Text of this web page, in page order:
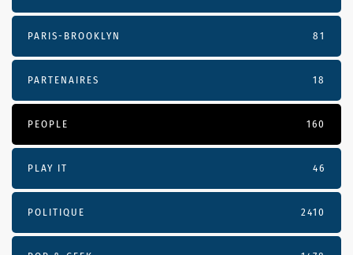
PARIS-BROOKLYN 81
PARTENAIRES 18
PEOPLE 160
PLAY IT 46
POLITIQUE 2410